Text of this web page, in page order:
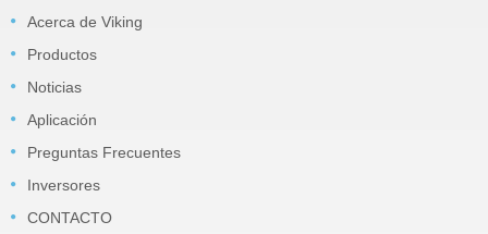
Acerca de Viking
Productos
Noticias
Aplicación
Preguntas Frecuentes
Inversores
CONTACTO